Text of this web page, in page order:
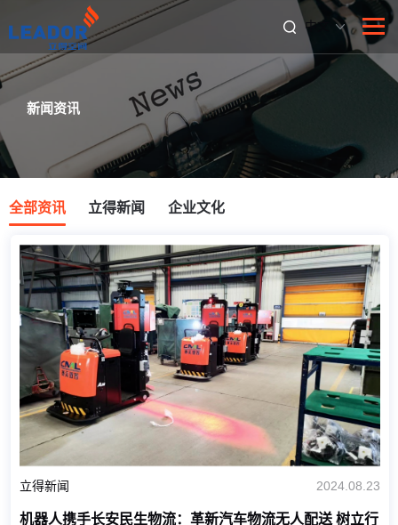
中文
新闻资讯
全部资讯 立得新闻 企业文化
立得新闻 2024.08.23
机器人携手长安民生物流：革新汽车物流无人配送 树立行